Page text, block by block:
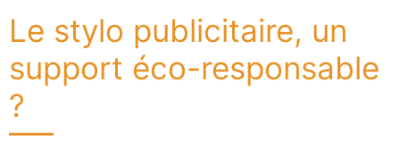
Le stylo publicitaire, un
support éco-responsable
?